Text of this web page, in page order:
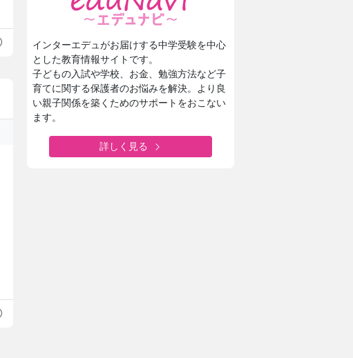
インターエデュがお届けする中学受験を中心
とした教育情報サイトです。
子どもの入試や学校、お金、勉強方法など子
育てに関する保護者のお悩みを解決。より良
い親子関係を築くためのサポートをおこない
ます。
詳しく見る